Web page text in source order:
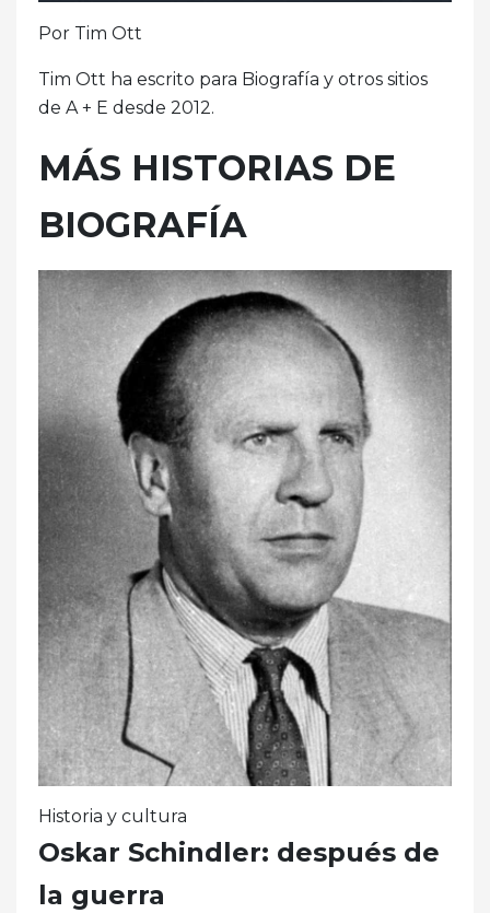
Por Tim Ott
Tim Ott ha escrito para Biografía y otros sitios
de A + E desde 2012.
MÁS HISTORIAS DE
BIOGRAFÍA
Historia y cultura
Oskar Schindler: después de
la guerra